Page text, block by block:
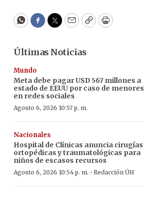
WhatsApp
Facebook
Twitter
EmailCopyPrint
Últimas Noticias
Mundo
Meta debe pagar USD 567 millones a
estado de EEUU por caso de menores
en redes sociales
Agosto 6, 2026 10:57 p. m.
Nacionales
Hospital de Clínicas anuncia cirugías
ortopédicas y traumatológicas para
niños de escasos recursos
Agosto 6, 2026 10:54 p. m. · Redacción ÚH